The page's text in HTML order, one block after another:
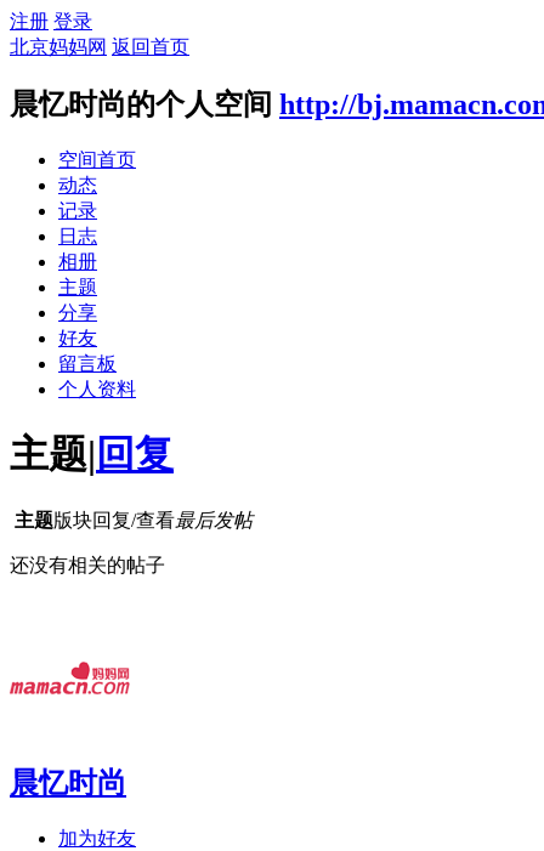
注册 登录
北京妈妈网 返回首页
晨忆时尚的个人空间 http://
空间首页
动态
记录
日志
相册
主题
分享
好友
留言板
个人资料
主题| 回复
主题版块回复/查看最后发帖
还没有相关的帖子
晨忆时尚
加为好友